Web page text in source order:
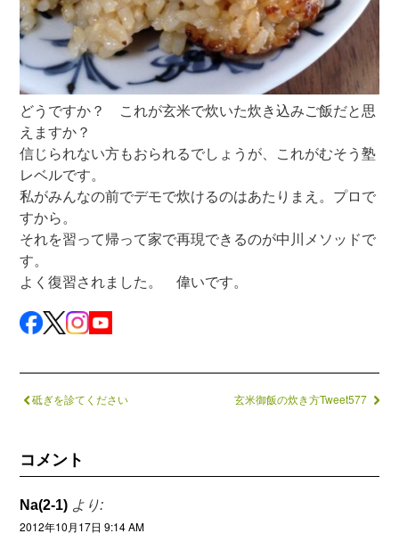
どうですか？ これが玄米で炊いた炊き込みご飯だと思
えますか？
信じられない方もおられるでしょうが、これがむそう塾
レベルです。
私がみんなの前でデモで炊けるのはあたりまえ。プロで
すから。
それを習って帰って家で再現できるのが中川メソッドで
す。
よく復習されました。 偉いです。
砥ぎを診てください 玄米御飯の炊き方Tweet577
コメント
Na(2-1) より:
2012年10月17日 9:14 AM